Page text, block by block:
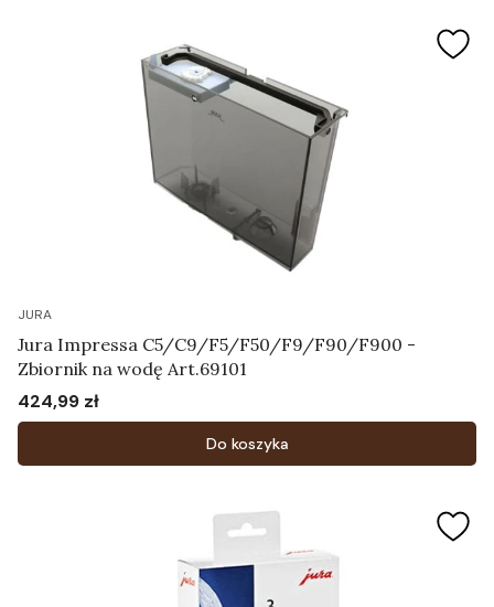
JURA
Jura Impressa C5/C9/F5/F50/F9/F90/F900 -
Zbiornik na wodę Art.69101
Cena
424,99 zł
Do koszyka